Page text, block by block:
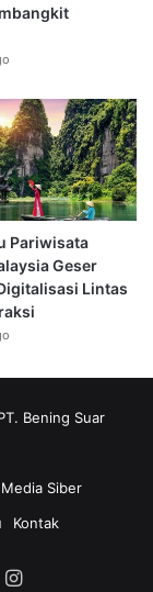
Pariwisata
Geser
Lintas
Bening Suar
Siber
Kontak
Instagram